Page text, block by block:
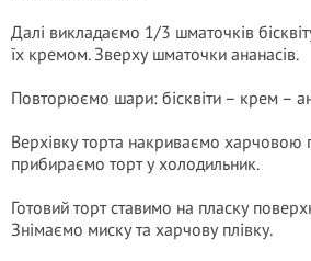
Далі викладаємо 1/3 шматочків
їх кремом. Зверху шматочки ананасів.
Повторюємо шари: бісквіти – крем –
Верхівку торта накриваємо харчовою
прибираємо торт у холодильник.
Готовий торт ставимо на пласку
Знімаємо миску та харчову плівку.